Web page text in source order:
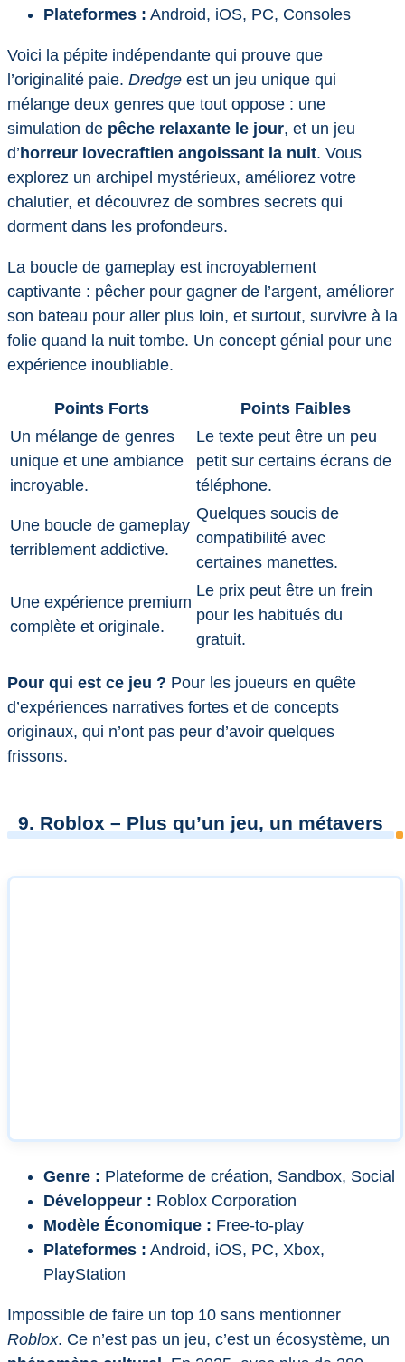
Plateformes : Android, iOS, PC, Consoles
Voici la pépite indépendante qui prouve que
l’originalité paie. Dredge est un jeu unique qui
mélange deux genres que tout oppose : une
simulation de pêche relaxante le jour, et un jeu
d’horreur lovecraftien angoissant la nuit. Vous
explorez un archipel mystérieux, améliorez votre
chalutier, et découvrez de sombres secrets qui
dorment dans les profondeurs.
La boucle de gameplay est incroyablement
captivante : pêcher pour gagner de l’argent, améliorer
son bateau pour aller plus loin, et surtout, survivre à la
folie quand la nuit tombe. Un concept génial pour une
expérience inoubliable.
Points Forts
Points Faibles
Un mélange de genres
unique et une ambiance
incroyable.
Le texte peut être un peu
petit sur certains écrans de
téléphone.
Une boucle de gameplay
terriblement addictive.
Quelques soucis de
compatibilité avec
certaines manettes.
Une expérience premium
complète et originale.
Le prix peut être un frein
pour les habitués du
gratuit.
Pour qui est ce jeu ? Pour les joueurs en quête
d’expériences narratives fortes et de concepts
originaux, qui n’ont pas peur d’avoir quelques
frissons.
9. Roblox – Plus qu’un jeu, un métavers
Genre : Plateforme de création, Sandbox, Social
Développeur : Roblox Corporation
Modèle Économique : Free-to-play
Plateformes : Android, iOS, PC, Xbox,
PlayStation
Impossible de faire un top 10 sans mentionner
Roblox. Ce n’est pas un jeu, c’est un écosystème, un